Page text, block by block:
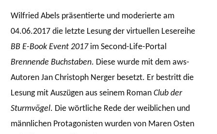
Wilfried Abels präsentierte und moderierte am
04.06.2017 die letzte Lesung der virtuellen Lesereihe
BB E-Book Event 2017 im Second-Life-Portal
Brennende Buchstaben. Diese wurde mit dem aws-
Autoren Jan Christoph Nerger besetzt. Er bestritt die
Lesung mit Auszügen aus seinem RomanClub der
Sturmvögel. Die wörtliche Rede der weiblichen und
männlichen Protagonisten wurden von Maren Osten